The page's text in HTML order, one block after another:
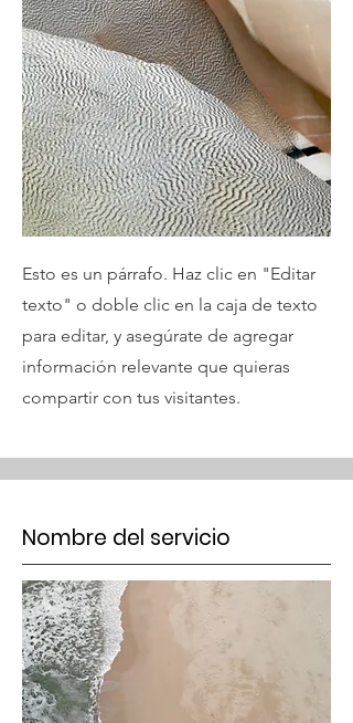
Esto es un párrafo. Haz clic en "Editar
texto" o doble clic en la caja de texto
para editar, y asegúrate de agregar
información relevante que quieras
compartir con tus visitantes.
Nombre del servicio